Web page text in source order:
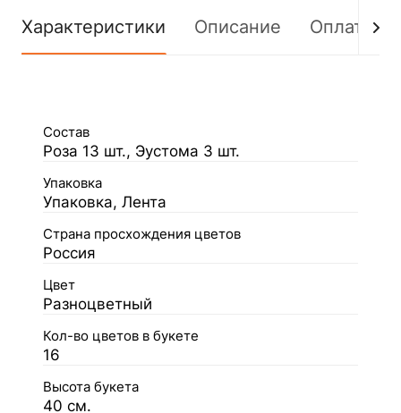
Характеристики Описание Оплата
Состав
Роза 13 шт., Эустома 3 шт.
Упаковка
Упаковка, Лента
Страна просхождения цветов
Россия
Цвет
Разноцветный
Кол-во цветов в букете
16
Высота букета
40 см.